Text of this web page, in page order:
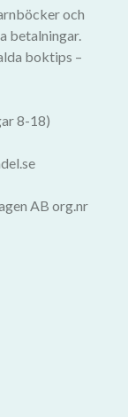
och
betalningar.
boktips –
8-18)
AB org.nr